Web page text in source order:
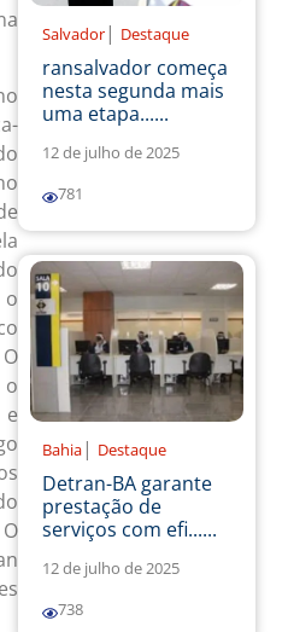
Salvador | Destaque
ransalvador começa
nesta segunda mais
uma etapa......
12 de julho de 2025
781
Bahia | Destaque
Detran-BA garante
prestação de
serviços com efi......
12 de julho de 2025
738